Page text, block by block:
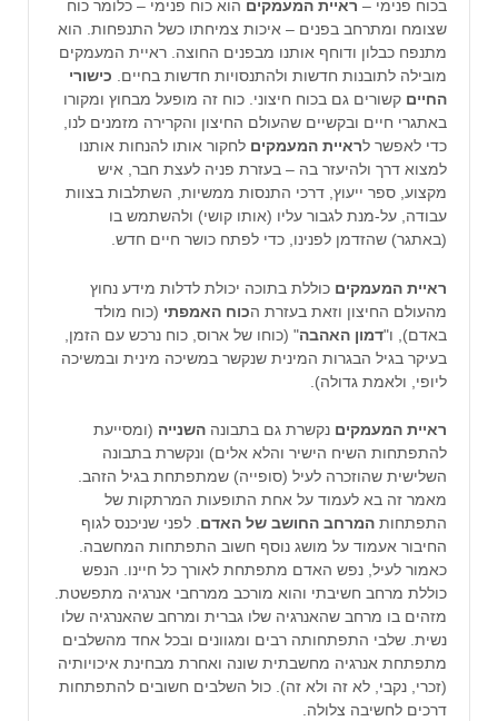
בכוח פנימי – ראיית המעמקים הוא כוח פנימי – כלומר כוח
שצומח ומתרחב בפנים – איכות צמיחתו כשל התנפחות. הוא
מתנפח כבלון ודוחף אותנו מבפנים החוצה. ראיית המעמקים
מובילה לתובנות חדשות ולהתנסויות חדשות בחיים. כישורי
החיים קשורים גם בכוח חיצוני. כוח זה מופעל מבחוץ ומקורו
באתגרי חיים ובקשיים שהעולם החיצון והקרירה מזמנים לנו,
כדי לאפשר לראיית המעמקים לחקור אותו להנחות אותנו
למצוא דרך ולהיעזר בה – בעזרת פניה לעצת חבר, איש
מקצוע, ספר ייעוץ, דרכי התנסות ממשיות, השתלבות בצוות
עבודה, על-מנת לגבור עליו (אותו קושי) ולהשתמש בו
(באתגר) שהזדמן לפנינו, כדי לפתח כושר חיים חדש.
ראיית המעמקים כוללת בתוכה יכולת לדלות מידע נחוץ
מהעולם החיצון וזאת בעזרת הכוח האמפתי (כוח מולד
באדם), ו"דמון האהבה" (כוחו של ארוס, כוח נרכש עם הזמן,
בעיקר בגיל הבגרות המינית שנקשר במשיכה מינית ובמשיכה
ליופי, ולאמת גדולה).
ראיית המעמקים נקשרת גם בתבונה השנייה (ומסייעת
להתפתחות השיח הישיר והלא אלים) ונקשרת בתבונה
השלישית שהוזכרה לעיל (סופייה) שמתפתחת בגיל הזהב.
מאמר זה בא לעמוד על אחת התופעות המרתקות של
התפתחות המרחב החושב של האדם. לפני שניכנס לגוף
החיבור אעמוד על מושג נוסף חשוב התפתחות המחשבה.
כאמור לעיל, נפש האדם מתפתחת לאורך כל חיינו. הנפש
כוללת מרחב חשיבתי והוא מורכב ממרחבי אנרגיה מתפשטת.
מזהים בו מרחב שהאנרגיה שלו גברית ומרחב שהאנרגיה שלו
נשית. שלבי התפתחותה רבים ומגוונים ובכל אחד מהשלבים
מתפתחת אנרגיה מחשבתית שונה ואחרת מבחינת איכויותיה
(זכרי, נקבי, לא זה ולא זה). כול השלבים חשובים להתפתחות
דרכים לחשיבה צלולה.